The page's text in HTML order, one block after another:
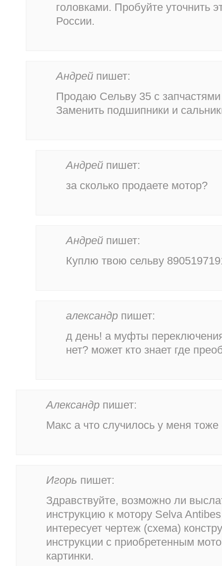
головками. Пробуйте уточнить
России.
Андрей пишет:
Продаю Сельву 35 с запчастями
Заменить подшипники и
Андрей пишет:
за сколько продаете мотор?
Андрей пишет:
Куплю твою сельву
александр пишет:
д день! а муфты
нет? может кто знает где
Александр пишет:
Макс а что случилось у меня тоже
Игорь пишет:
Здравствуйте, возможно ли
инструкцию к мотору Selva
интересует чертеж (схема)
инструкции с приобретенным
картинки.